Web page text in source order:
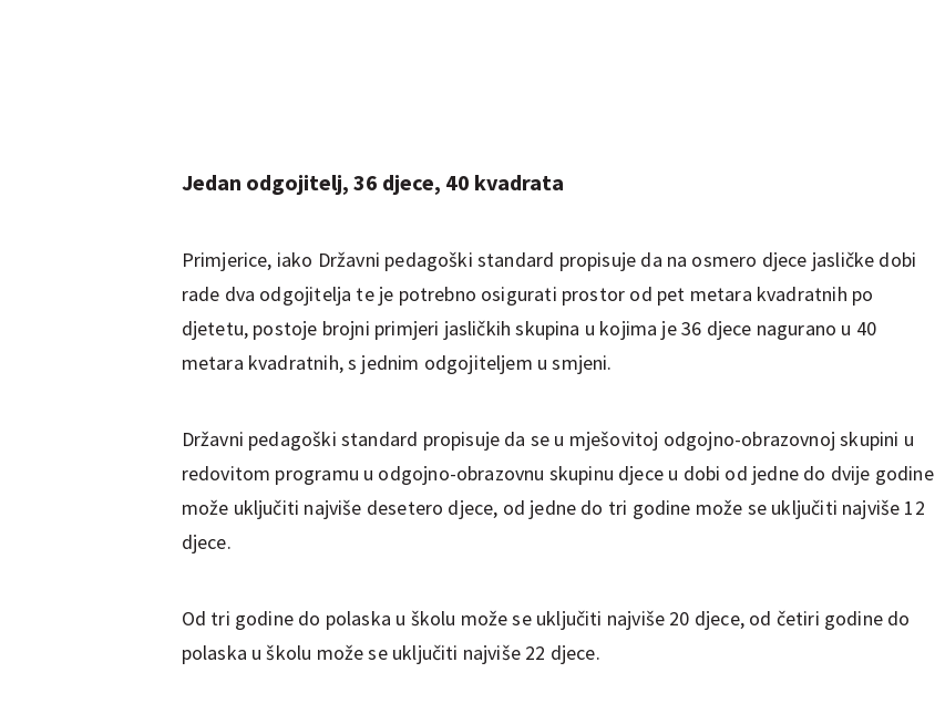
Jedan odgojitelj, 36 djece, 40 kvadrata
Primjerice, iako Državni pedagoški standard propisuje da na osmero djece jasličke dobi
rade dva odgojitelja te je potrebno osigurati prostor od pet metara kvadratnih po
djetetu, postoje brojni primjeri jasličkih skupina u kojima je 36 djece nagurano u 40
metara kvadratnih, s jednim odgojiteljem u smjeni.
Državni pedagoški standard propisuje da se u mješovitoj odgojno-obrazovnoj skupini u
redovitom programu u odgojno-obrazovnu skupinu djece u dobi od jedne do dvije godine
može uključiti najviše desetero djece, od jedne do tri godine može se uključiti najviše 12
djece.
Od tri godine do polaska u školu može se uključiti najviše 20 djece, od četiri godine do
polaska u školu može se uključiti najviše 22 djece.